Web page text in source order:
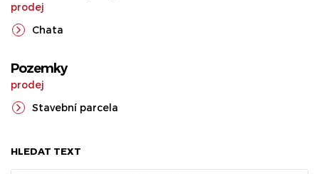
prodej
Chata
Pozemky
prodej
Stavební parcela
HLEDAT TEXT